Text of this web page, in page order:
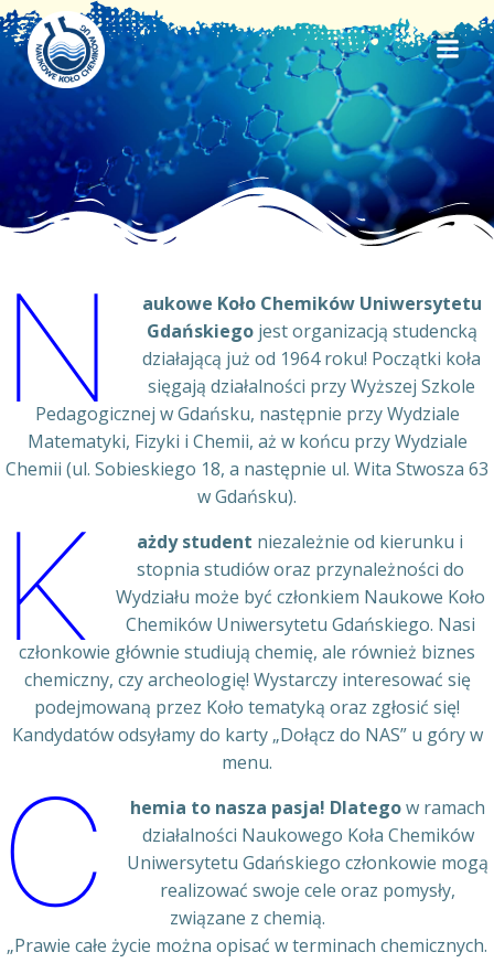
to
content
N
aukowe Koło Chemików Uniwersytetu
Gdańskiegojest organizacją studencką
działającą już od 1964 roku! Początki koła
sięgają działalności przy Wyższej Szkole
Pedagogicznej w Gdańsku, następnie przy Wydziale
Matematyki, Fizyki i Chemii, aż w końcu przy Wydziale
Chemii (ul. Sobieskiego 18, a następnie ul. Wita Stwosza 63
w Gdańsku).
K ażdy student niezależnie od kierunku i
stopnia studiów oraz przynależności do
Wydziału może być członkiem Naukowe Koło
Chemików Uniwersytetu Gdańskiego. Nasi
członkowie głównie studiują chemię, ale również biznes
chemiczny, czy archeologię! Wystarczy interesować się
podejmowaną przez Koło tematyką oraz zgłosić się!
Kandydatów odsyłamy do karty „Dołącz do NAS” u góry w
menu.
C hemia to nasza pasja! Dlategow ramach
działalności Naukowego Koła Chemików
Uniwersytetu Gdańskiego członkowie mogą
realizować swoje cele oraz pomysły,
związane z chemią.
„Prawie całe życie można opisać w terminach chemicznych.